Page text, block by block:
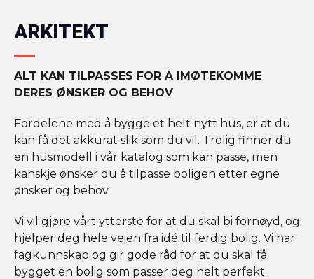
ARKITEKT
ALT KAN TILPASSES FOR Å IMØTEKOMME
DERES ØNSKER OG BEHOV
Fordelene med å bygge et helt nytt hus, er at du
kan få det akkurat slik som du vil. Trolig finner du
en husmodell i vår katalog som kan passe, men
kanskje ønsker du å tilpasse boligen etter egne
ønsker og behov.
Vi vil gjøre vårt ytterste for at du skal bi fornøyd, og
hjelper deg hele veien fra idé til ferdig bolig. Vi har
fagkunnskap og gir gode råd for at du skal få
bygget en bolig som passer deg helt perfekt.